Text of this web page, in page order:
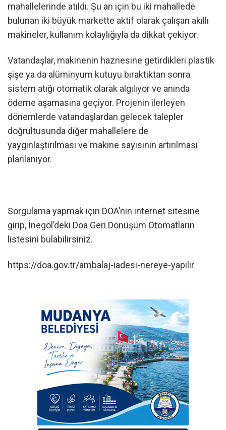
mahallelerinde atıldı. Şu an için bu iki mahallede
bulunan iki büyük markette aktif olarak çalışan akıllı
makineler, kullanım kolaylığıyla da dikkat çekiyor.
Vatandaşlar, makinenin haznesine getirdikleri plastik
şişe ya da alüminyum kutuyu bıraktıktan sonra
sistem atığı otomatik olarak algılıyor ve anında
ödeme aşamasına geçiyor. Projenin ilerleyen
dönemlerde vatandaşlardan gelecek talepler
doğrultusunda diğer mahallelere de
yaygınlaştırılması ve makine sayısının artırılması
planlanıyor.
Sorgulama yapmak için DOA’nin internet sitesine
girip, İnegöl’deki Doa Geri Dönüşüm Otomatların
listesini bulabilirsiniz.
https://doa.gov.tr/ambalaj-iadesi-nereye-yapilir